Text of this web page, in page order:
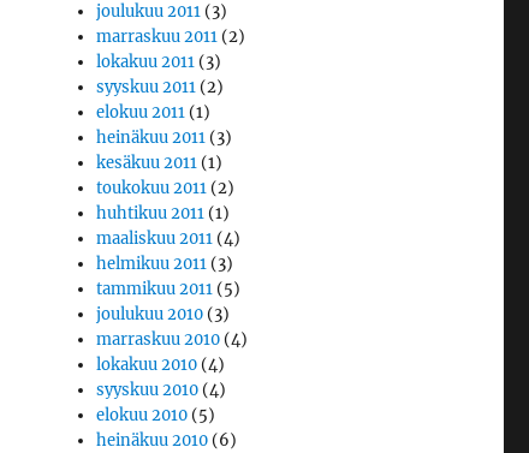
joulukuu 2011 (3)
marraskuu 2011 (2)
lokakuu 2011 (3)
syyskuu 2011 (2)
elokuu 2011 (1)
heinäkuu 2011 (3)
kesäkuu 2011 (1)
toukokuu 2011 (2)
huhtikuu 2011 (1)
maaliskuu 2011 (4)
helmikuu 2011 (3)
tammikuu 2011 (5)
joulukuu 2010 (3)
marraskuu 2010 (4)
lokakuu 2010 (4)
syyskuu 2010 (4)
elokuu 2010 (5)
heinäkuu 2010 (6)